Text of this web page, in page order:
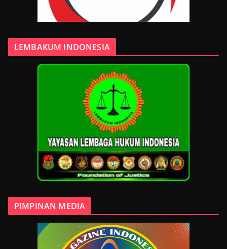
LEMBAKUM INDONESIA
PIMPINAN MEDIA